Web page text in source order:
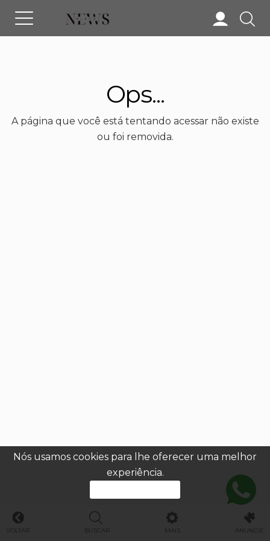
Nós usamos cookies para lhe oferecer uma melhor
experiência.
Ops...
A página que você está tentando acessar não existe
ou foi removida.
VOLTAR BUSCAR MAIS ANUNCIE